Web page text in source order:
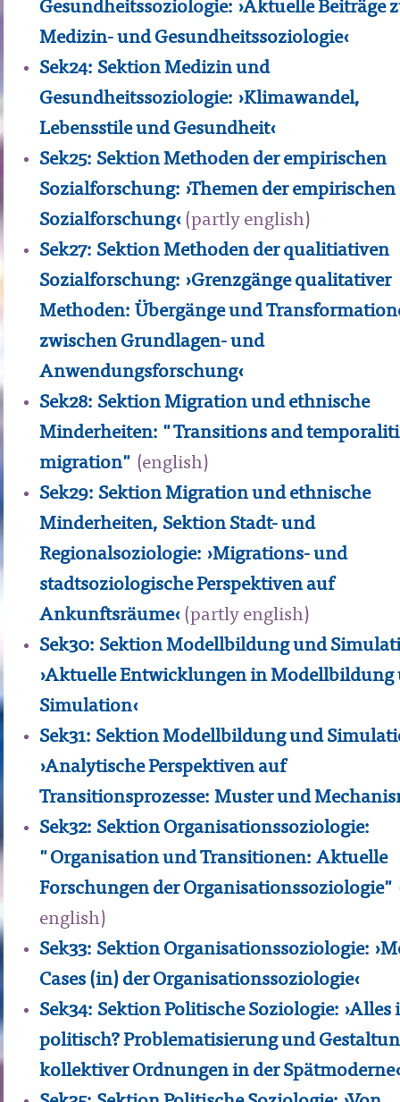
Gesundheitssoziologie: ›Aktuelle Beiträge
Medizin- und Gesundheitssoziologie‹
Sek24: Sektion Medizin und
Gesundheitssoziologie: ›Klimawandel,
Lebensstile und Gesundheit‹
Sek25: Sektion Methoden der empirischen
Sozialforschung: ›Themen der empirischen
Sozialforschung‹ (partly english)
Sek27: Sektion Methoden der qualitiativen
Sozialforschung: ›Grenzgänge qualitativer
Methoden: Übergänge und
zwischen Grundlagen- und
Anwendungsforschung‹
Sek28: Sektion Migration und ethnische
Minderheiten: "Transitions and
migration" (english)
Sek29: Sektion Migration und ethnische
Minderheiten, Sektion Stadt- und
Regionalsoziologie: ›Migrations- und
stadtsoziologische Perspektiven auf
Ankunftsräume‹ (partly english)
Sek30: Sektion Modellbildung und
›Aktuelle Entwicklungen in Modellbildung
Simulation‹
Sek31: Sektion Modellbildung und
›Analytische Perspektiven auf
Transitionsprozesse: Muster und
Sek32: Sektion Organisationssoziologie:
"Organisation und Transitionen: Aktuelle
Forschungen der Organisationssoziologie"
english)
Sek33: Sektion Organisationssoziologie:
Cases (in) der Organisationssoziologie‹
Sek34: Sektion Politische Soziologie: ›Alles
politisch? Problematisierung und
kollektiver Ordnungen in der Spätmoderne‹